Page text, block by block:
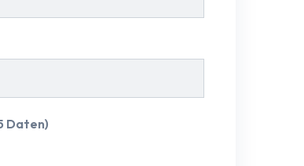
Daten)